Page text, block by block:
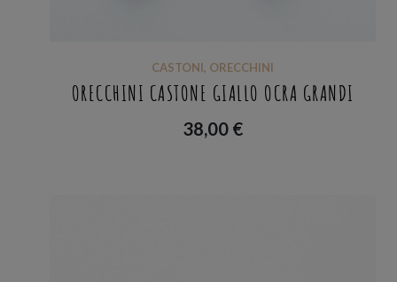
CASTONI, ORECCHINI
ORECCHINI CASTONE GIALLO OCRA GRANDI
38,00 €